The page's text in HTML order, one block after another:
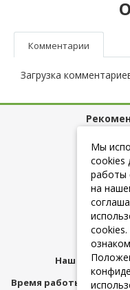
Комментарии
Загрузка
+7
Наш адрес:
Время работы
Мы
cookies
работы
на